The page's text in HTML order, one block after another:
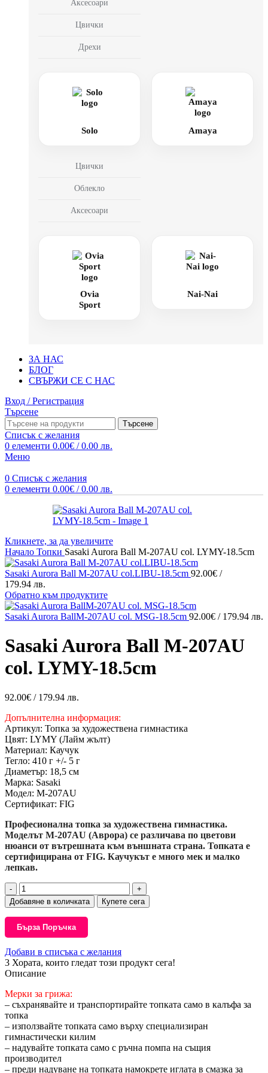
Аксесоари
Цвички
Дрехи
Solo
Цвички
Облекло
Аксесоари
Amaya
Ovia
Sport
Nai-Nai
ЗА НАС
БЛОГ
СВЪРЖИ СЕ С НАС
Вход / Регистрация
Търсене
Търсене
Списък с желания
0 елементи 0.00€ / 0.00 лв.
Меню
0 Списък с желания
0 елементи 0.00€ / 0.00 лв.
Кликнете, за да увеличите
Начало Топки Sasaki Aurora Ball M-207AU col. LYMY-18.5cm
Sasaki Aurora Ball M-207AU col.LIBU-18.5cm 92.00€ /
179.94 лв.
Обратно към продуктите
Sasaki Aurora BallM-207AU col. MSG-18.5cm 92.00€ / 179.94 лв.
Sasaki Aurora Ball M-207AU
col. LYMY-18.5cm
92.00€ / 179.94 лв.
Допълнителна информация:
Артикул: Топка за художествена гимнастика
Цвят: LYMY (Лайм жълт)
Материал: Каучук
Тегло: 410 г +/- 5 г
Диаметър: 18,5 см
Марка: Sasaki
Модел: M-207AU
Сертификат: FIG
Професионална топка за художествена гимнастика.
Моделът М-207AU (Аврора) се различава по цветови
нюанси от вътрешната към външната страна. Топката е
сертифицирана от FIG. Каучукът е много мек и малко
лепкав.
количество
за
Sasaki
Aurora
Ball
M-
207AU
col.
LYMY-
Добавяне в количката Купете сега
Бърза Поръчка
Добави в списъка с желания
3 Хората, които гледат този продукт сега!
Описание
Мерки за грижа:
– съхранявайте и транспортирайте топката само в калъфа за
топка
– използвайте топката само върху специализиран
гимнастически килим
– надувайте топката само с ръчна помпа на същия
производител
– преди надуване на топката намокрете иглата в смазка за